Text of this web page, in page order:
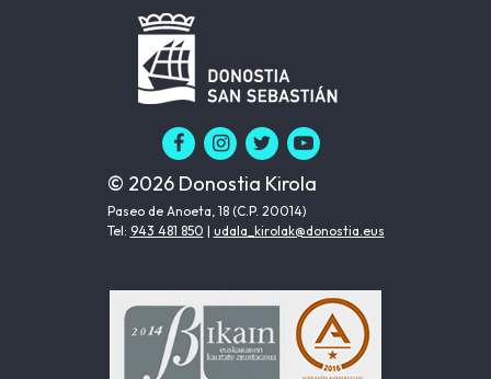
© 2026 Donostia Kirola
Paseo de Anoeta, 18 (C.P. 20014)
Tel: 943 481 850 | udala_kirolak@donostia.eus